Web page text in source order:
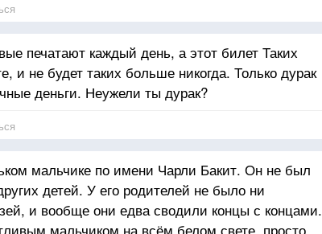
печатают каждый день, а этот билет Таких
и не будет таких больше никогда. Только дурак
деньги. Неужели ты дурак?
мальчике по имени Чарли Бакит. Он не был
детей. У его родителей не было ни
и вообще они едва сводили концы с концами.
мальчиком на всём белом свете, просто..